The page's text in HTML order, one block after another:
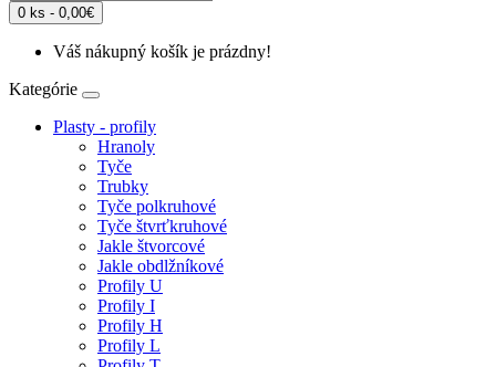
0 ks - 0,00€
Váš nákupný košík je prázdny!
Kategórie
Plasty - profily
Hranoly
Tyče
Trubky
Tyče polkruhové
Tyče štvrťkruhové
Jakle štvorcové
Jakle obdlžníkové
Profily U
Profily I
Profily H
Profily L